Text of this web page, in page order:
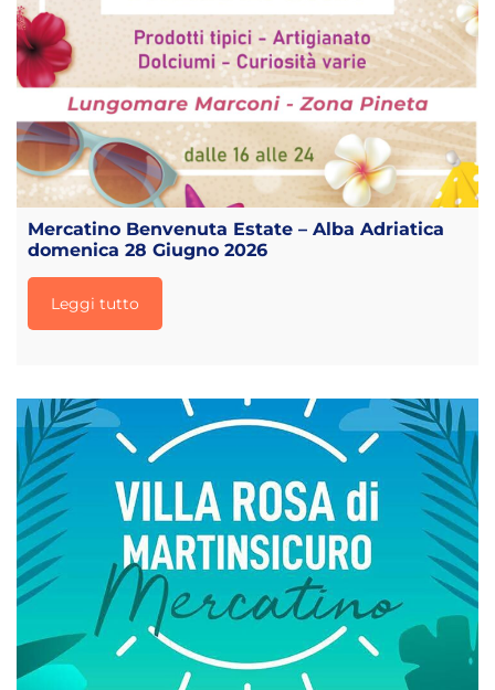
Mercatino Benvenuta Estate – Alba Adriatica
domenica 28 Giugno 2026
Leggi tutto